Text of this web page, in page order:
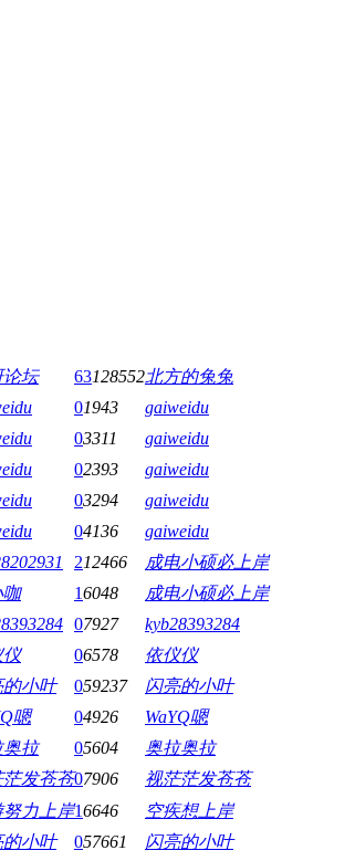
论坛 63128552北方的兔兔
01943
gaiweidu
03311
gaiweidu
02393
gaiweidu
03294
gaiweidu
04136
gaiweidu
212466
成电小硕必上岸
咖 16048
成电小硕必上岸
07927
kyb28393284
仪 06578
依仪仪
的小叶 059237
闪亮的小叶
嗯 04926
WaYQ嗯
奥拉 05604
奥拉奥拉
茫发苍苍07906
视茫茫发苍苍
努力上岸16646
空疾想上岸
的小叶 057661
闪亮的小叶